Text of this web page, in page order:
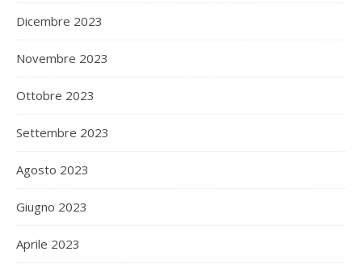
Dicembre 2023
Novembre 2023
Ottobre 2023
Settembre 2023
Agosto 2023
Giugno 2023
Aprile 2023